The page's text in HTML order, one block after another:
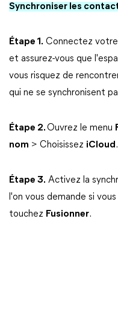
Synchroniser les
Étape 1. Connectez votre
et assurez-vous que
vous risquez de
qui ne se synchronisent
Étape 2.Ouvrez le menu
nom > Choisissez iCloud.
Étape 3. Activez la
l'on vous demande si
touchez Fusionner.